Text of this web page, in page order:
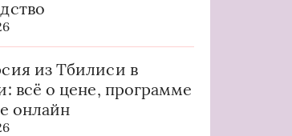
из Тбилиси в
всё о цене, программе
онлайн